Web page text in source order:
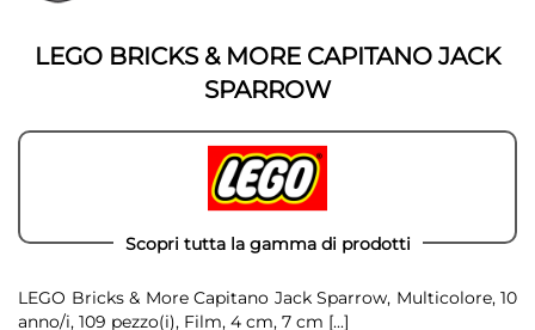
galleria
immagini
LEGO BRICKS & MORE CAPITANO JACK
SPARROW
Scopri tutta la gamma di prodotti
LEGO Bricks & More Capitano Jack Sparrow, Multicolore, 10
anno/i, 109 pezzo(i), Film, 4 cm, 7 cm [...]